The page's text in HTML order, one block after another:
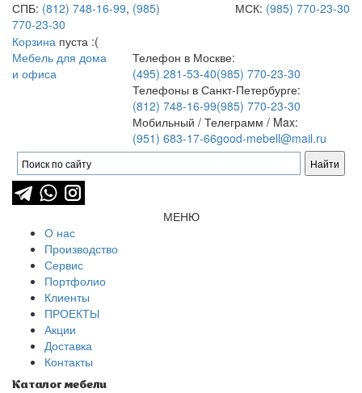
СПБ: (812) 748-16-99, (985)
770-23-30
МСК: (985) 770-23-30
Корзина пуста :(
Мебель для дома
и офиса
Телефон в Москве:
(495) 281-53-40(985) 770-23-30
Телефоны в Санкт-Петербурге:
(812) 748-16-99(985) 770-23-30
Мобильный / Телеграмм / Max:
(951) 683-17-66good-mebell@mail.ru
МЕНЮ
О нас
Производство
Сервис
Портфолио
Клиенты
ПРОЕКТЫ
Акции
Доставка
Контакты
Каталог мебели